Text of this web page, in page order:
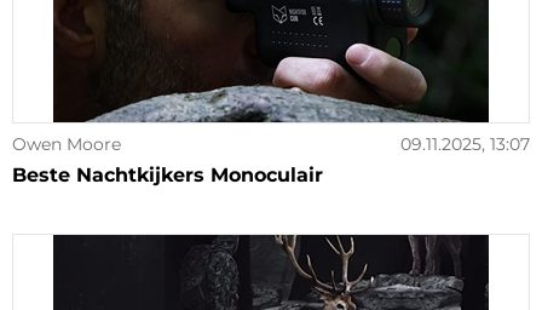
Owen Moore 09.11.2025, 13:07
Beste Nachtkijkers Monoculair